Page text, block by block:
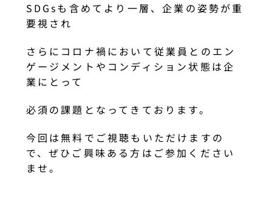
SDGsも含めてより一層、企業の姿勢が重
要視され
さらにコロナ禍において従業員とのエン
ゲージメントやコンディション状態は企
業にとって
必須の課題となってきております。
今回は無料でご視聴もいただけますの
で、ぜひご興味ある方はご参加ください
ませ。